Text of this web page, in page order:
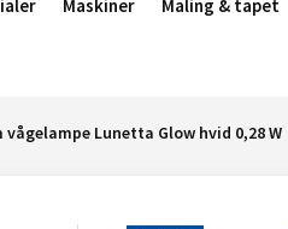
Maskiner Maling & tapet
vågelampe Lunetta Glow hvid 0,28 W